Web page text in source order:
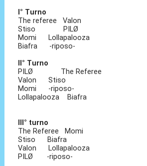
I° Turno
The referee Valon
Stiso PILØ
Momi Lollapalooza
Biafra -riposo-
II° Turno
PILØ The Referee
Valon Stiso
Momi -riposo-
Lollapalooza Biafra
III° turno
The Referee Momi
Stiso Biafra
Valon Lollapalooza
PILØ -riposo-